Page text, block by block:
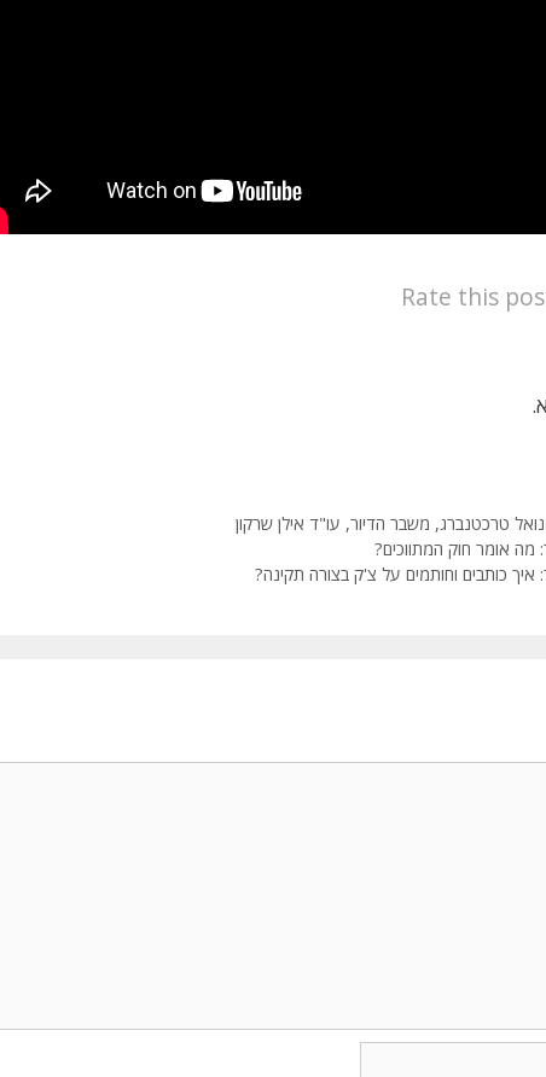
Rate this
טרכטנברג, משבר הדיור, עו"ד אילן שרקון
מה אומר חוק המתווכים?
איך כותבים וחותמים על צ'ק בצורה תקינה?